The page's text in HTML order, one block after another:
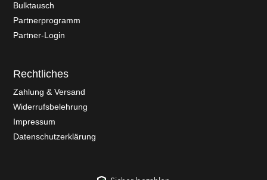
Bulktausch
Partnerprogramm
Partner-Login
Rechtliches
Zahlung & Versand
Widerrufsbelehrung
Impressum
Datenschutzerklärung